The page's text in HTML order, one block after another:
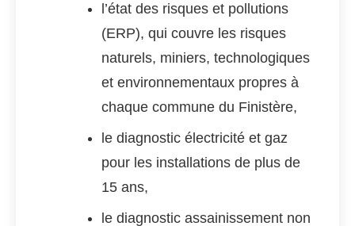
l’état des risques et pollutions
(ERP), qui couvre les risques
naturels, miniers, technologiques
et environnementaux propres à
chaque commune du Finistère,
le diagnostic électricité et gaz
pour les installations de plus de
15 ans,
le diagnostic assainissement non